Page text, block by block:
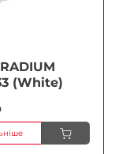
(White)